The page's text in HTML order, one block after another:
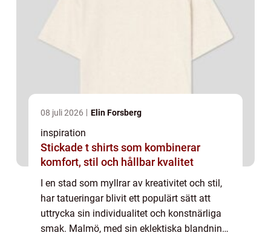
08 juli 2026 Elin Forsberg
inspiration
Stickade t shirts som kombinerar
komfort, stil och hållbar kvalitet
I en stad som myllrar av kreativitet och stil,
har tatueringar blivit ett populärt sätt att
uttrycka sin individualitet och konstnärliga
smak. Malmö, med sin eklektiska blandning